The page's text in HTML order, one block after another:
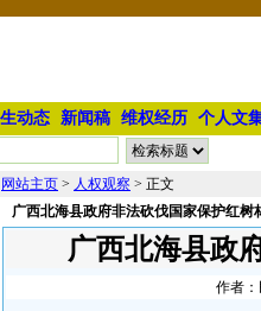
动态 新闻稿 维权经历 个人文
网站主页 > 人权观察 > 正文
广西北海县政府非法砍伐国家保护红树
广西北海县政
作者：